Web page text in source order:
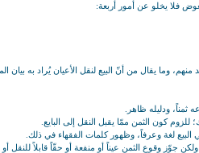
فلا يخلو عن أمور أربعة:
وما يقال من أنّ البيع لنقل الأعيان يُراد به بيان
جوّز وقوع الثمن عيناً أو منفعة أو حقّاً قابلاً للنقل